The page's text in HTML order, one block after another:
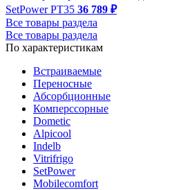
SetPower PT35 36 789 ₽
Все товары раздела
Все товары раздела
По характеристикам
Встраиваемые
Переносные
Абсорбционные
Комперссорные
Dometic
Alpicool
Indelb
Vitrifrigo
SetPower
Mobilecomfort